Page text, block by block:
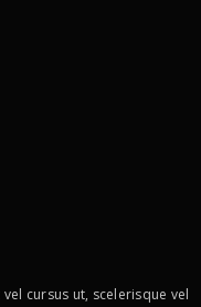
cursus ut, scelerisque vel